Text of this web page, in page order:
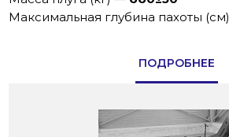
Максимальная глубина пахоты (см)
ПОДРОБНЕЕ